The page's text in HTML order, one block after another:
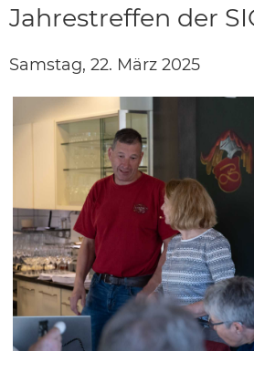
Jahrestreffen der
Samstag, 22. März 2025